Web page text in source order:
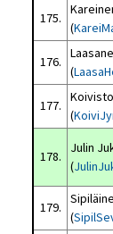
175.
(
176.
(
177.
(
178.
Julin
(
179.
(